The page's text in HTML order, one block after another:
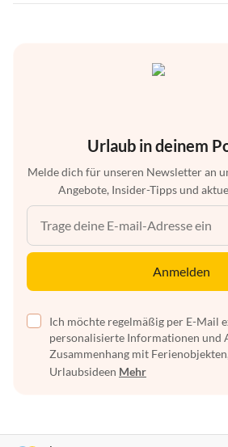
Urlaub in deinem
Melde dich für unseren Newsletter an
Angebote, Insider-Tipps und
Anmelden
Ich möchte regelmäßig per E-Mail
personalisierte Informationen und
Zusammenhang mit
Urlaubsideen Mehr